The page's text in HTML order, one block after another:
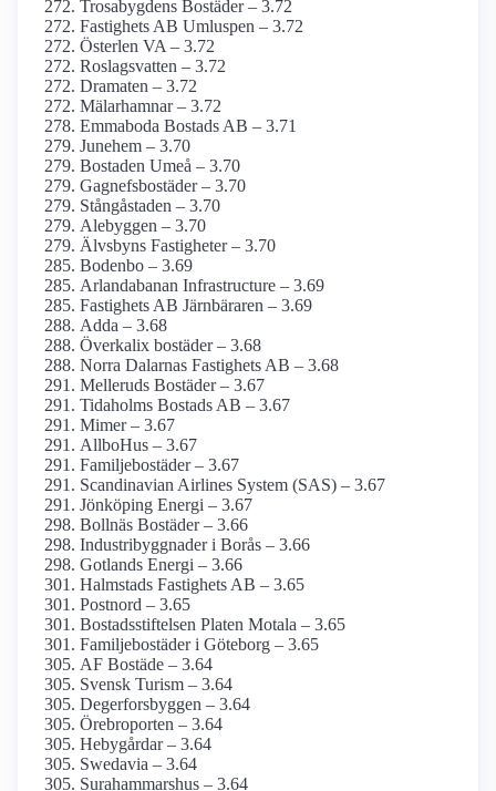
Trosabygdens Bostäder – 3.72
Fastighets AB Umluspen – 3.72
Österlen VA – 3.72
Roslagsvatten – 3.72
Dramaten – 3.72
Mälarhamnar – 3.72
Emmaboda Bostads AB – 3.71
Junehem – 3.70
Bostaden Umeå – 3.70
Gagnefsbostäder – 3.70
Stångåstaden – 3.70
Alebyggen – 3.70
Älvsbyns Fastigheter – 3.70
Bodenbo – 3.69
Arlanda­banan Infrastructure – 3.69
Fastighets AB Järnbäraren – 3.69
Adda – 3.68
Överkalix bostäder – 3.68
Norra Dalarnas Fastighets AB – 3.68
Melleruds Bostäder – 3.67
Tidaholms Bostads AB – 3.67
Mimer – 3.67
AllboHus – 3.67
Familjebostäder – 3.67
Scandinavian Airlines System (SAS) – 3.67
Jönköping Energi – 3.67
Bollnäs Bostäder – 3.66
Industribyggnader i Borås – 3.66
Gotlands Energi – 3.66
Halmstads Fastighets AB – 3.65
Postnord – 3.65
Bostadsstiftelsen Platen Motala – 3.65
Familjebostäder i Göteborg – 3.65
AF Bostäde – 3.64
Svensk Turism – 3.64
Degerforsbyggen – 3.64
Örebroporten – 3.64
Hebygårdar – 3.64
Swedavia – 3.64
Surahammarshus – 3.64